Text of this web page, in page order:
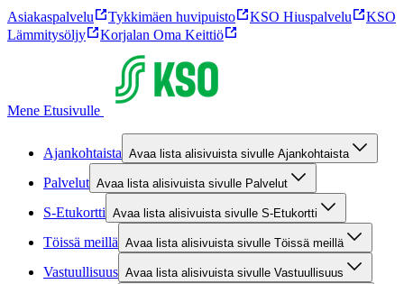
Asiakaspalvelu Tykkimäen huvipuisto KSO Hiuspalvelu
KSO
Lämmitysöljy
Korjalan Oma Keittiö
Mene Etusivulle
Ajankohtaista Avaa lista alisivuista sivulle Ajankohtaista
Palvelut Avaa lista alisivuista sivulle Palvelut
S-Etukortti Avaa lista alisivuista sivulle S-Etukortti
Töissä meillä Avaa lista alisivuista sivulle Töissä meillä
Vastuullisuus Avaa lista alisivuista sivulle Vastuullisuus